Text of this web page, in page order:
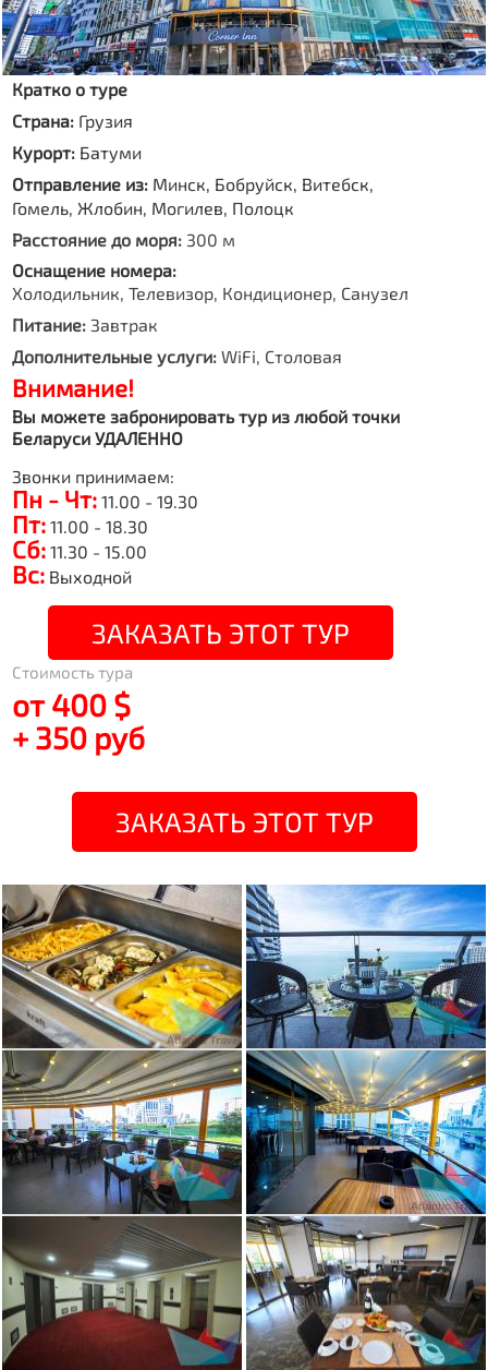
Кратко о туре
Страна: Грузия
Курорт: Батуми
Отправление из: Минск, Бобруйск, Витебск,
Гомель, Жлобин, Могилев, Полоцк
Расстояние до моря: 300 м
Оснащение номера:
Холодильник, Телевизор, Кондиционер, Санузел
Питание: Завтрак
Дополнительные услуги: WiFi, Столовая
Внимание!
Вы можете забронировать тур из любой точки
Беларуси УДАЛЕННО
Звонки принимаем:
Пн - Чт: 11.00 - 19.30
Пт: 11.00 - 18.30
Сб: 11.30 - 15.00
Вс: Выходной
ЗАКАЗАТЬ ЭТОТ ТУР
Стоимость тура
от 400 $
+ 350 руб
ЗАКАЗАТЬ ЭТОТ ТУР